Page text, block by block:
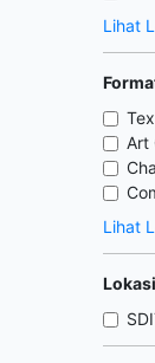
Lihat
Art
Lihat
Lokasi